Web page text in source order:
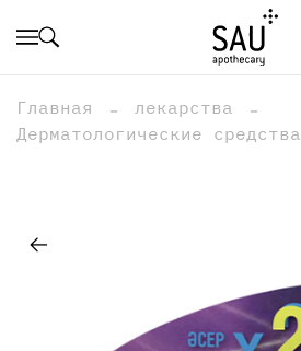
Главная
лекарства
Дерматологические средства